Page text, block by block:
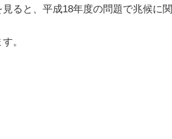
ると、平成18年度の問題で兆候に関
。